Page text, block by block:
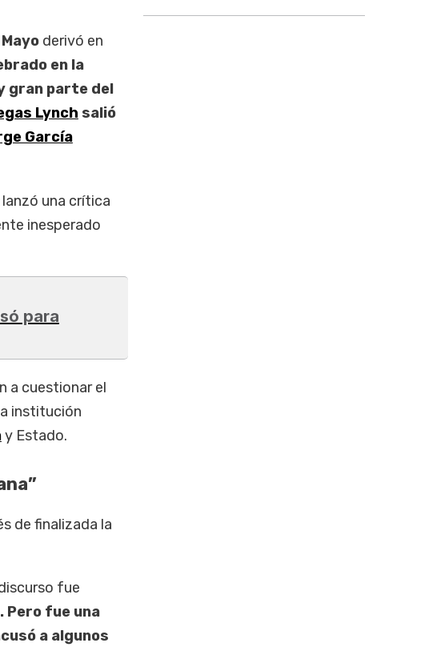
derivó en
en la
gran parte del
Lynch salió
García
una crítica
inesperado
para
a cuestionar el
institución
y Estado.
de finalizada la
fue
Pero fue una
a algunos